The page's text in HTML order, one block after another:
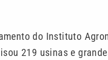
do Instituto
219 usinas e